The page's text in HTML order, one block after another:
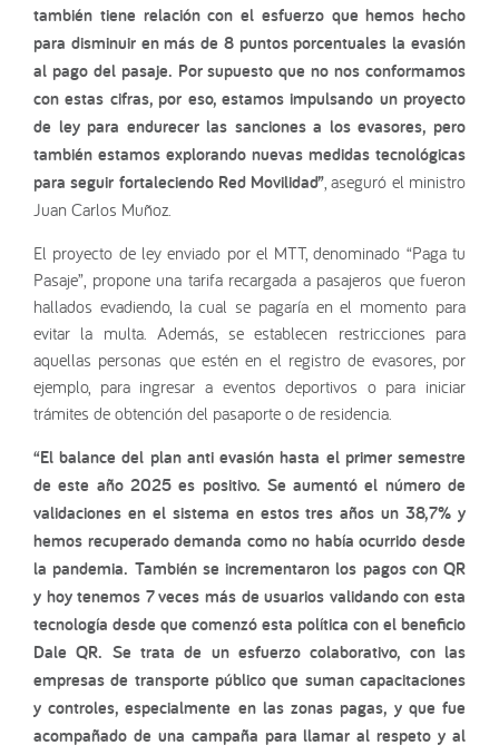
también tiene relación con el esfuerzo que hemos hecho
para disminuir en más de 8 puntos porcentuales la evasión
al pago del pasaje. Por supuesto que no nos conformamos
con estas cifras, por eso, estamos impulsando un proyecto
de ley para endurecer las sanciones a los evasores, pero
también estamos explorando nuevas medidas tecnológicas
para seguir fortaleciendo Red Movilidad” , aseguró el ministro
Juan Carlos Muñoz.
El proyecto de ley enviado por el MTT, denominado “Paga tu
Pasaje”, propone una tarifa recargada a pasajeros que fueron
hallados evadiendo, la cual se pagaría en el momento para
evitar la multa. Además, se establecen restricciones para
aquellas personas que estén en el registro de evasores, por
ejemplo, para ingresar a eventos deportivos o para iniciar
trámites de obtención del pasaporte o de residencia.
“El balance del plan anti evasión hasta el primer semestre
de este año 2025 es positivo. Se aumentó el número de
validaciones en el sistema en estos tres años un 38,7% y
hemos recuperado demanda como no había ocurrido desde
la pandemia. También se incrementaron los pagos con QR
y hoy tenemos 7 veces más de usuarios validando con esta
tecnología desde que comenzó esta política con el beneficio
Dale QR. Se trata de un esfuerzo colaborativo, con las
empresas de transporte público que suman capacitaciones
y controles, especialmente en las zonas pagas, y que fue
acompañado de una campaña para llamar al respeto y al